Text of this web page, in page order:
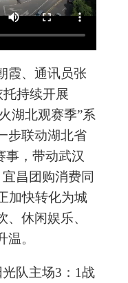
霞、通讯员张
持续开展
湖北观赛季”系
步联动湖北省
事，带动武汉
昌团购消费同
加快转化为城
休闲娱乐、
。
队主场3：1战